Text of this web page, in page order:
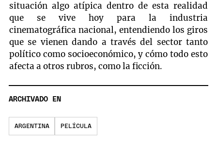
situación algo atípica dentro de esta realidad
que se vive hoy para la industria
cinematográfica nacional, entendiendo los giros
que se vienen dando a través del sector tanto
político como socioeconómico, y cómo todo esto
afecta a otros rubros, como la ficción.
ARCHIVADO EN
ARGENTINA PELÍCULA